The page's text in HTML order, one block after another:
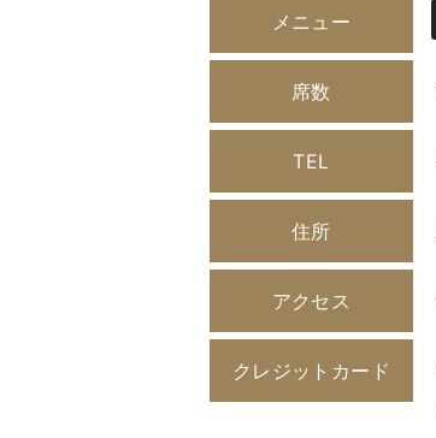
メニュー
席数
TEL
住所
アクセス
クレジットカード